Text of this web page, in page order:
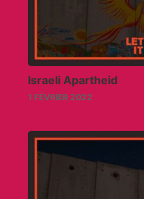
Israeli Apartheid
1 FÉVRIER 2022